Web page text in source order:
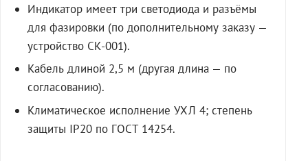
Индикатор имеет три светодиода и разъёмы
для фазировки (по дополнительному заказу —
устройство СК-001).
Кабель длиной 2,5 м (другая длина — по
согласованию).
Климатическое исполнение УХЛ 4; степень
защиты IP20 по ГОСТ 14254.